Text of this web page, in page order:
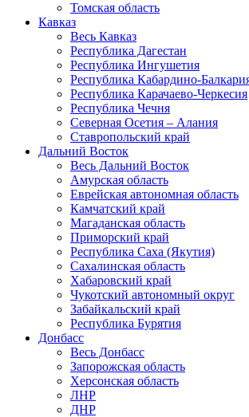
Томская область
Кавказ
Весь Кавказ
Республика Дагестан
Республика Ингушетия
Республика Кабардино-
Республика Карачаево-Черкесия
Республика Чечня
Северная Осетия – Алания
Ставропольский край
Дальний Восток
Весь Дальний Восток
Амурская область
Еврейская автономная область
Камчатский край
Магаданская область
Приморский край
Республика Саха (Якутия)
Сахалинская область
Хабаровский край
Чукотский автономный округ
Забайкальский край
Республика Бурятия
Донбасс
Весь Донбасс
Запорожская область
Херсонская область
ЛНР
ДНР